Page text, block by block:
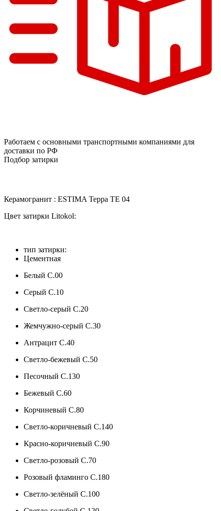
Работаем с основными транспортными компаниями для
доставки по РФ
Подбор затирки
Керамогранит : ESTIMA Терра TE 04
Цвет затирки Litokol:
тип затирки:
Цементная
Белый С.00
Серый C.10
Светло-серый C.20
Жемчужно-серый C.30
Антрацит C.40
Светло-бежевый C.50
Песочный C.130
Бежевый C.60
Корчиневый C.80
Светло-коричневый C.140
Красно-коричневый C.90
Светло-розовый C.70
Розовый фламинго C.180
Светло-зелёный C.100